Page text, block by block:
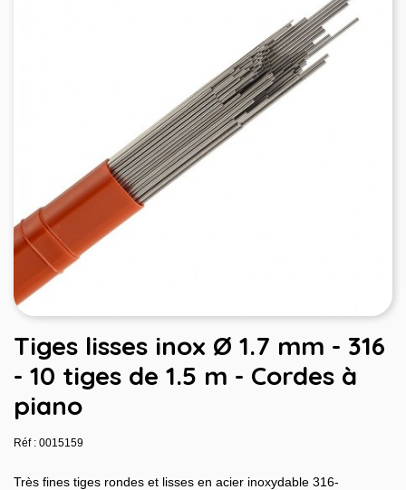
Tiges lisses inox Ø 1.7 mm - 316
- 10 tiges de 1.5 m - Cordes à
piano
Réf : 0015159
Très fines tiges rondes et lisses en acier inoxydable 316-